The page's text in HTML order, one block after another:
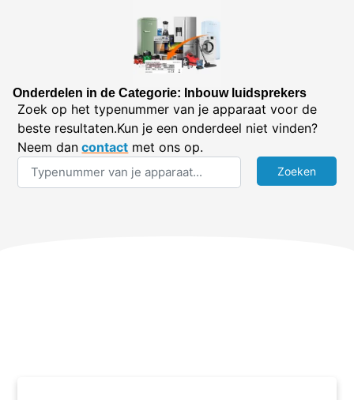
Onderdelen in de Categorie: Inbouw luidsprekers
Zoek op het typenummer van je apparaat voor de
beste resultaten.Kun je een onderdeel niet vinden?
Neem dan contact met ons op.